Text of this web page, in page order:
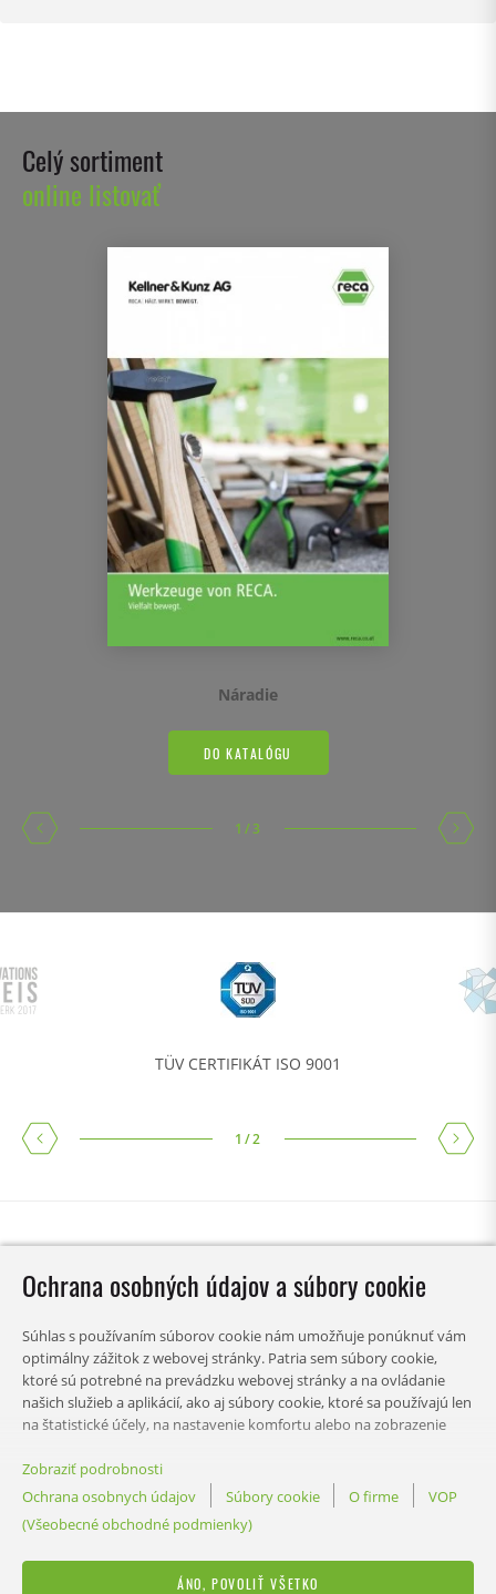
Celý sortiment
online listovať
Náradie
DO KATALÓGU
1 /3
TÜV CERTIFIKÁT ISO 9001
1 /2
OBSAH
Ochrana osobných údajov a súbory cookie
Súhlas s používaním súborov cookie nám umožňuje ponúknuť vám
optimálny zážitok z webovej stránky. Patria sem súbory cookie,
ktoré sú potrebné na prevádzku webovej stránky a na ovládanie
našich služieb a aplikácií, ako aj súbory cookie, ktoré sa používajú len
na štatistické účely, na nastavenie komfortu alebo na zobrazenie
povoliť, a prispôsobiť si nastavenia používania údajov. Svoje
preferencie tohto rozhodnutia môžete kedykoľvek zmeniť.
Zobraziť podrobnosti
Ochrana osobnych údajov
Súbory cookie O firme
VOP
(Všeobecné obchodné podmienky)
ÁNO, POVOLIŤ VŠETKO